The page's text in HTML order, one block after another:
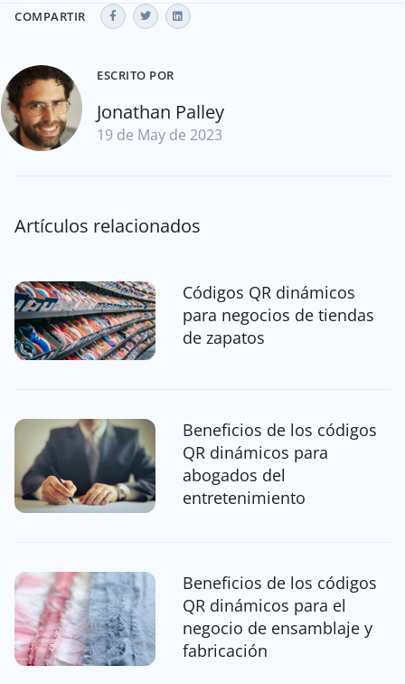
COMPARTIR
ESCRITO POR
Jonathan Palley
19 de May de 2023
Artículos relacionados
Códigos QR dinámicos
para negocios de tiendas
de zapatos
Beneficios de los códigos
QR dinámicos para
abogados del
entretenimiento
Beneficios de los códigos
QR dinámicos para el
negocio de ensamblaje y
fabricación